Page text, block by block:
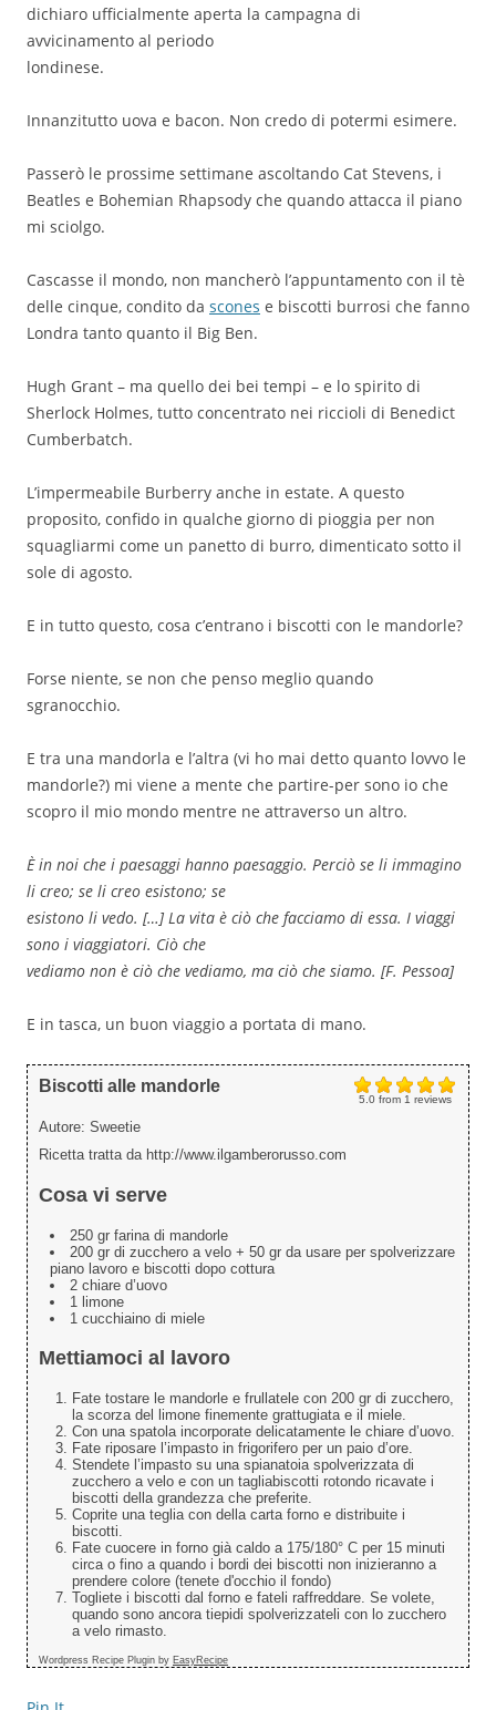
dichiaro ufficialmente aperta la campagna di
avvicinamento al periodo
londinese.
Innanzitutto uova e bacon. Non credo di potermi esimere.
Passerò le prossime settimane ascoltando Cat Stevens, i
Beatles e Bohemian Rhapsody che quando attacca il piano
mi sciolgo.
Cascasse il mondo, non mancherò l’appuntamento con il tè
delle cinque, condito da scones e biscotti burrosi che fanno
Londra tanto quanto il Big Ben.
Hugh Grant – ma quello dei bei tempi – e lo spirito di
Sherlock Holmes, tutto concentrato nei riccioli di Benedict
Cumberbatch.
L’impermeabile Burberry anche in estate. A questo
proposito, confido in qualche giorno di pioggia per non
squagliarmi come un panetto di burro, dimenticato sotto il
sole di agosto.
E in tutto questo, cosa c’entrano i biscotti con le mandorle?
Forse niente, se non che penso meglio quando
sgranocchio.
E tra una mandorla e l’altra (vi ho mai detto quanto lovvo le
mandorle?) mi viene a mente che partire-per sono io che
scopro il mio mondo mentre ne attraverso un altro.
È in noi che i paesaggi hanno paesaggio. Perciò se li immagino
li creo; se li creo esistono; se
esistono li vedo. […] La vita è ciò che facciamo di essa. I viaggi
sono i viaggiatori. Ciò che
vediamo non è ciò che vediamo, ma ciò che siamo. [F. Pessoa]
E in tasca, un buon viaggio a portata di mano.
5.0from 1 reviews
Biscotti alle mandorle
Autore: Sweetie
Ricetta tratta da http://www.ilgamberorusso.com
Cosa vi serve
250 gr farina di mandorle
200 gr di zucchero a velo + 50 gr da usare per spolverizzare
piano lavoro e biscotti dopo cottura
2 chiare d’uovo
1 limone
1 cucchiaino di miele
Mettiamoci al lavoro
Fate tostare le mandorle e frullatele con 200 gr di zucchero,
la scorza del limone finemente grattugiata e il miele.
Con una spatola incorporate delicatamente le chiare d’uovo.
Fate riposare l’impasto in frigorifero per un paio d’ore.
Stendete l’impasto su una spianatoia spolverizzata di
zucchero a velo e con un tagliabiscotti rotondo ricavate i
biscotti della grandezza che preferite.
Coprite una teglia con della carta forno e distribuite i
biscotti.
Fate cuocere in forno già caldo a 175/180° C per 15 minuti
circa o fino a quando i bordi dei biscotti non inizieranno a
prendere colore (tenete d'occhio il fondo)
Togliete i biscotti dal forno e fateli raffreddare. Se volete,
quando sono ancora tiepidi spolverizzateli con lo zucchero
a velo rimasto.
Wordpress Recipe Plugin by EasyRecipe